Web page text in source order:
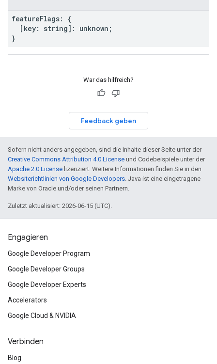
featureFlags:
{
[ key: string] : unknown ;
}
War das hilfreich?
Feedback geben
Sofern nicht anders angegeben, sind die Inhalte dieser Seite unter der
Creative Commons Attribution 4.0 License und Codebeispiele unter der
Apache 2.0 License lizenziert. Weitere Informationen finden Sie in den
Websiterichtlinien von Google Developers. Java ist eine eingetragene
Marke von Oracle und/oder seinen Partnern.
Zuletzt aktualisiert: 2026-06-15 (UTC).
Engagieren
Google Developer Program
Google Developer Groups
Google Developer Experts
Accelerators
Google Cloud & NVIDIA
Verbinden
Blog